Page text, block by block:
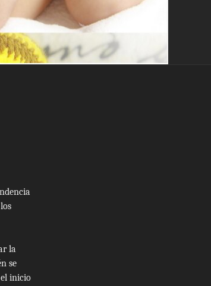
la
se
inicio